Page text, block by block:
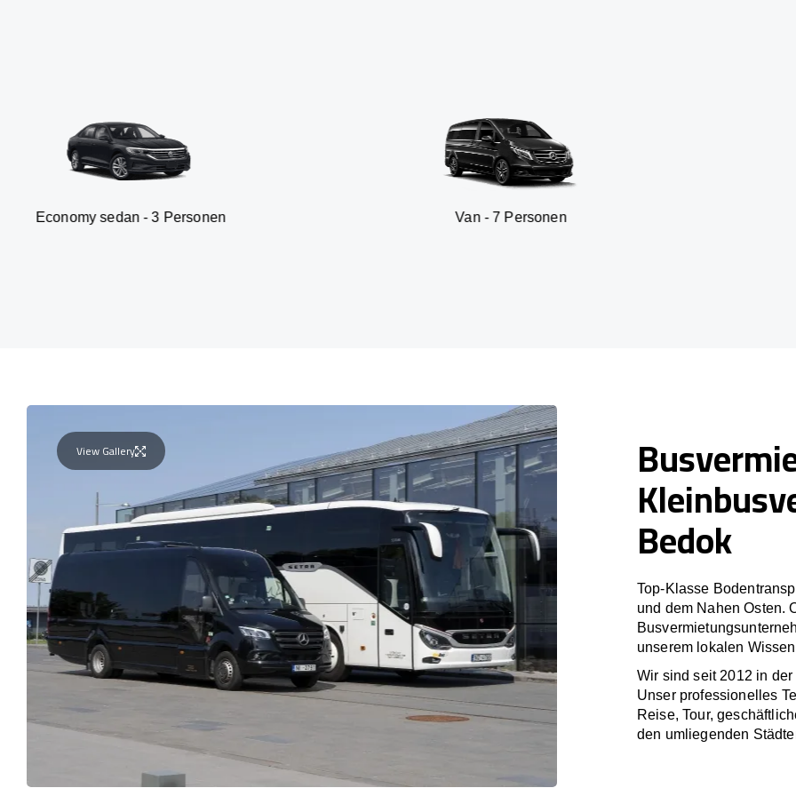
sedan - 3 Personen Van - 7 Personen SUV -
View Gallery
Bedok
Top-Klasse
und dem Nahen Osten.
unserem lokalen
Wir sind seit 2012 in
Unser professionelles
Reise, Tour,
den umliegenden